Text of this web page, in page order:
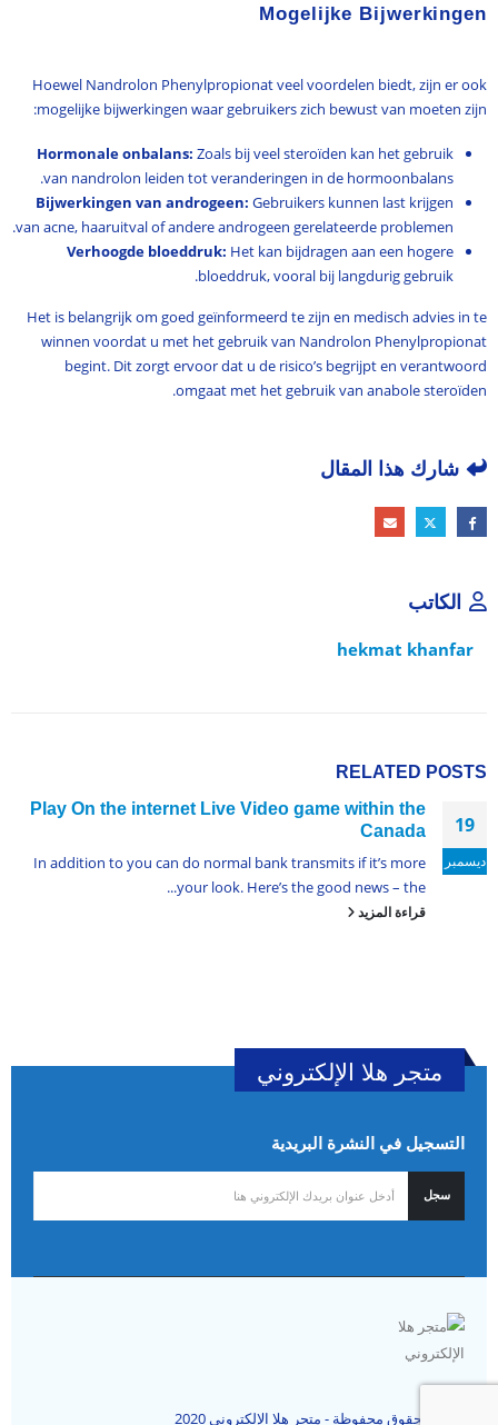
Mogelijke Bijwerkingen
Hoewel Nandrolon Phenylpropionat veel voordelen biedt, zijn er ook
mogelijke bijwerkingen waar gebruikers zich bewust van moeten zijn:
Hormonale onbalans: Zoals bij veel steroïden kan het gebruik
van nandrolon leiden tot veranderingen in de hormoonbalans.
Bijwerkingen van androgeen: Gebruikers kunnen last krijgen
van acne, haaruitval of andere androgeen gerelateerde problemen.
Verhoogde bloeddruk: Het kan bijdragen aan een hogere
bloeddruk, vooral bij langdurig gebruik.
Het is belangrijk om goed geïnformeerd te zijn en medisch advies in te
winnen voordat u met het gebruik van Nandrolon Phenylpropionat
begint. Dit zorgt ervoor dat u de risico’s begrijpt en verantwoord
omgaat met het gebruik van anabole steroïden.
شارك هذا المقال
الكاتب
hekmat khanfar
RELATED POSTS
19
ديسمبر
Play On the internet Live Video game within the
Canada
In addition to you can do normal bank transmits if it’s more
your look. Here’s the good news – the...
قراءة المزيد
متجر هلا الإلكتروني
التسجيل في النشرة البريدية
جميع الحقوق محفوظة - متجر هلا الإلكتروني 2020